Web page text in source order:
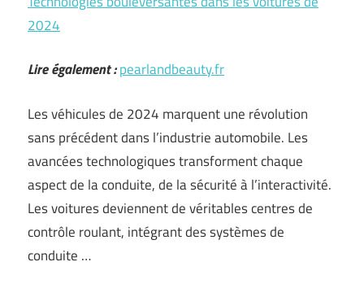
2024
Lire également :pearlandbeauty.fr
Les véhicules de 2024 marquent une révolution
sans précédent dans l’industrie automobile. Les
avancées technologiques transforment chaque
aspect de la conduite, de la sécurité à l’interactivité.
Les voitures deviennent de véritables centres de
contrôle roulant, intégrant des systèmes de
conduite …